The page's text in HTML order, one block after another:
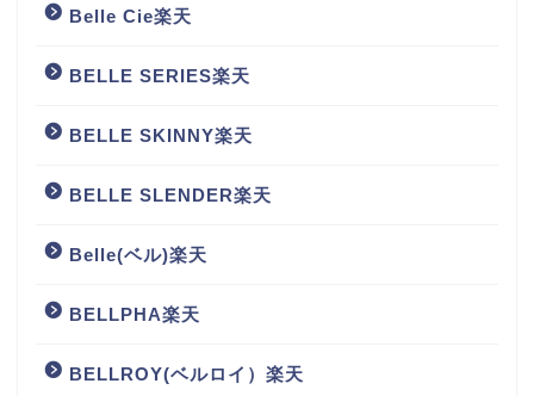
Belle Cie楽天
BELLE SERIES楽天
BELLE SKINNY楽天
BELLE SLENDER楽天
Belle(ベル)楽天
BELLPHA楽天
BELLROY(ベルロイ）楽天